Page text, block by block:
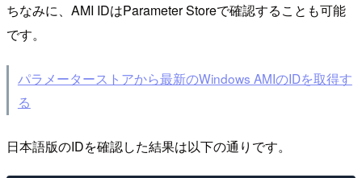
ちなみに、AMI IDはParameter Storeで確認することも可能
です。
パラメーターストアから最新のWindows AMIのIDを取得す
る
日本語版のIDを確認した結果は以下の通りです。